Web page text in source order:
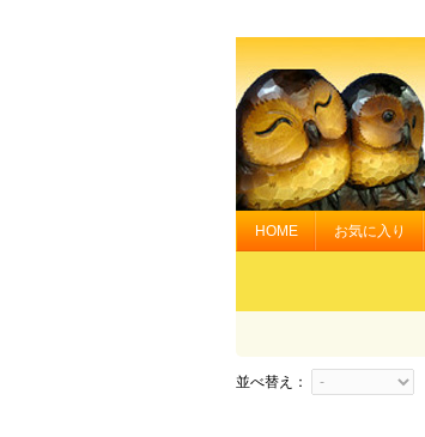
HOME お気に入り
並べ替え：